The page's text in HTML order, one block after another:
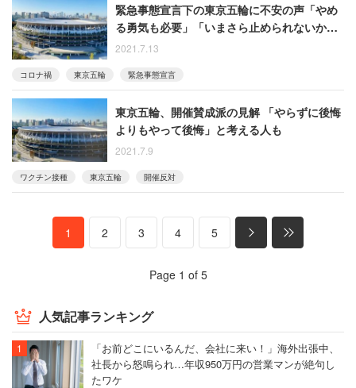
緊急事態宣言下の東京五輪に不安の声「やめ
る勇気も必要」「いまさら止められないから
やるようにしか見えない」
2021.7.13
コロナ禍 東京五輪 緊急事態宣言
東京五輪、開催賛成派の見解 「やらずに後悔
よりもやって後悔」と考える人も
2021.7.9
ワクチン接種 東京五輪 開催反対
1 2 3 4 5
Page 1 of 5
人気記事ランキング
「お前どこにいるんだ、会社に来い！」海外出張中、
社長から怒鳴られ…年収950万円の営業マンが絶句し
たワケ